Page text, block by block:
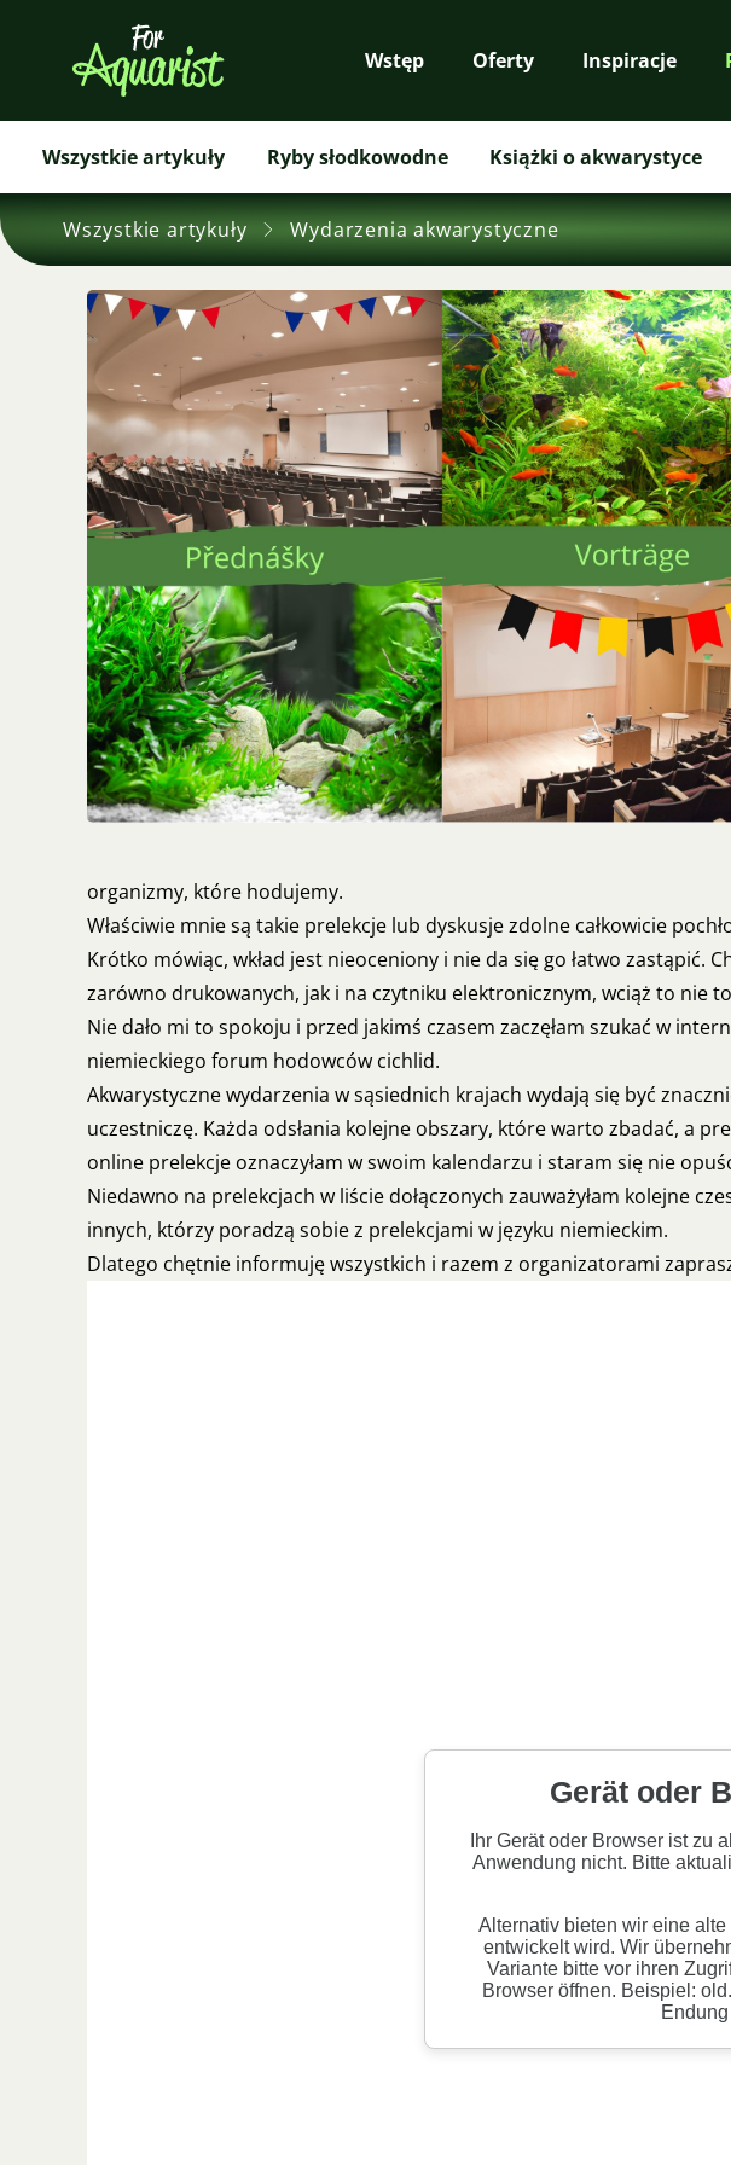
Wstęp Oferty Inspiracje
Wszystkie artykuły Ryby słodkowodne Książki o akwarystyce
Wszystkie artykuły Wydarzenia akwarystyczne
organizmy, które hodujemy.
Właściwie mnie są takie prelekcje lub dyskusje zdolne całkowicie
Krótko mówiąc, wkład jest nieoceniony i nie da się go łatwo zastąpić.
zarówno drukowanych, jak i na czytniku elektronicznym, wciąż to nie
Nie dało mi to spokoju i przed jakimś czasem zaczęłam szukać w
niemieckiego forum hodowców cichlid.
Akwarystyczne wydarzenia w sąsiednich krajach wydają się być
uczestniczę. Każda odsłania kolejne obszary, które warto zbadać, a
online prelekcje oznaczyłam w swoim kalendarzu i staram się nie
Niedawno na prelekcjach w liście dołączonych zauważyłam kolejne
innych, którzy poradzą sobie z prelekcjami w języku niemieckim.
Dlatego chętnie informuję wszystkich i razem z organizatorami